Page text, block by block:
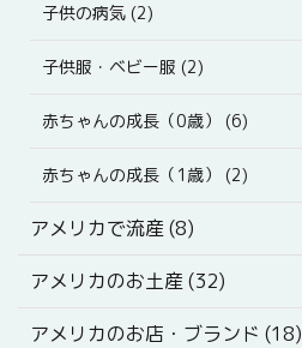
子供の病気 (2)
子供服・ベビー服 (2)
赤ちゃんの成長（0歳） (6)
赤ちゃんの成長（1歳） (2)
アメリカで流産 (8)
アメリカのお土産 (32)
アメリカのお店・ブランド (18)